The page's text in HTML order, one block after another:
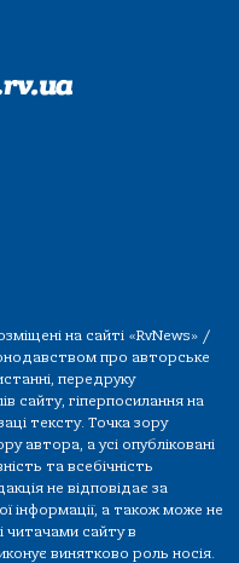
на сайті «RvNews» /
про авторське
передруку
сайту, гіперпосилання на
тексту. Точка зору
автора, а усі опубліковані
та всебічність
не відповідає за
інформації, а також може не
читачами сайту в
винятково роль носія.